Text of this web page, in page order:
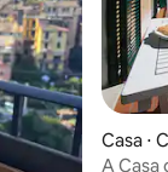
Casa ⋅
A Casa